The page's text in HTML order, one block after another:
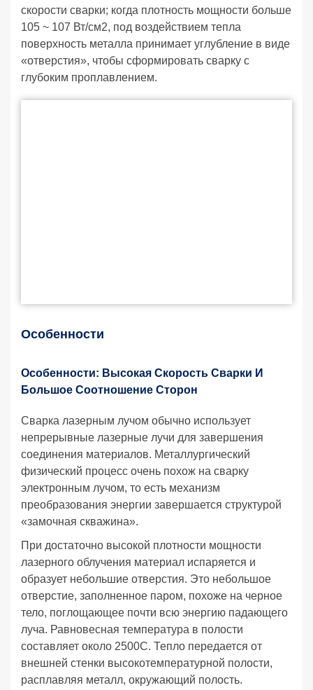
скорости сварки; когда плотность мощности больше
105 ~ 107 Вт/см2, под воздействием тепла
поверхность металла принимает углубление в виде
«отверстия», чтобы сформировать сварку с
глубоким проплавлением.
Особенности
Особенности: Высокая Скорость Сварки И
Большое Соотношение Сторон
Сварка лазерным лучом обычно использует
непрерывные лазерные лучи для завершения
соединения материалов. Металлургический
физический процесс очень похож на сварку
электронным лучом, то есть механизм
преобразования энергии завершается структурой
«замочная скважина».
При достаточно высокой плотности мощности
лазерного облучения материал испаряется и
образует небольшие отверстия. Это небольшое
отверстие, заполненное паром, похоже на черное
тело, поглощающее почти всю энергию падающего
луча. Равновесная температура в полости
составляет около 2500C. Тепло передается от
внешней стенки высокотемпературной полости,
расплавляя металл, окружающий полость.